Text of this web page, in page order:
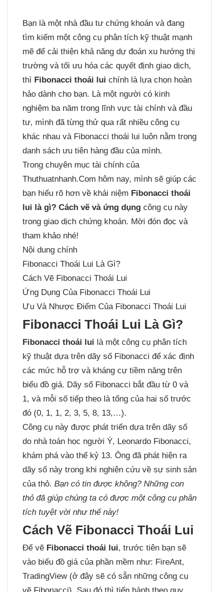
Bạn là một nhà đầu tư chứng khoán và đang
tìm kiếm một công cụ phân tích kỹ thuật mạnh
mẽ để cải thiện khả năng dự đoán xu hướng thị
trường và tối ưu hóa các quyết định giao dịch,
thì Fibonacci thoái lui chính là lựa chọn hoàn
hảo dành cho bạn. Là một người có kinh
nghiệm ba năm trong lĩnh vực tài chính và đầu
tư, mình đã từng thử qua rất nhiều công cụ
khác nhau và Fibonacci thoái lui luôn nằm trong
danh sách ưu tiên hàng đầu của mình.
Trong chuyên mục tài chính của
Thuthuatnhanh.Com hôm nay, mình sẽ giúp các
bạn hiểu rõ hơn về khái niệm Fibonacci thoái
lui là gì? Cách vẽ và ứng dụng công cụ này
trong giao dịch chứng khoán. Mời đón đọc và
tham khảo nhé!
Nội dung chính
Fibonacci Thoái Lui Là Gì?
Cách Vẽ Fibonacci Thoái Lui
Ứng Dụng Của Fibonacci Thoái Lui
Ưu Và Nhược Điểm Của Fibonacci Thoái Lui
Fibonacci Thoái Lui Là Gì?
Fibonacci thoái lui là một công cụ phân tích
kỹ thuật dựa trên dãy số Fibonacci để xác định
các mức hỗ trợ và kháng cự tiềm năng trên
biểu đồ giá. Dãy số Fibonacci bắt đầu từ 0 và
1, và mỗi số tiếp theo là tổng của hai số trước
đó (0, 1, 1, 2, 3, 5, 8, 13,…).
Công cụ này được phát triển dựa trên dãy số
do nhà toán học người Ý, Leonardo Fibonacci,
khám phá vào thế kỷ 13. Ông đã phát hiện ra
dãy số này trong khi nghiên cứu về sự sinh sản
của thỏ. Bạn có tin được không? Những con
thỏ đã giúp chúng ta có được một công cụ phân
tích tuyệt vời như thế này!
Cách Vẽ Fibonacci Thoái Lui
Để vẽ Fibonacci thoái lui, trước tiên bạn sẽ
vào biểu đồ giá của phần mềm như: FireAnt,
TradingView (ở đây sẽ có sẵn những công cụ
vẽ Fibonacci). Sau đó thì tiến hành theo quy